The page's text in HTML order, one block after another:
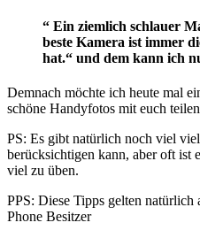
“ Ein ziemlich schlauer
beste Kamera ist immer
hat.“ und dem kann ich
Demnach möchte ich heute mal
schöne Handyfotos mit euch
PS: Es gibt natürlich noch viel
berücksichtigen kann, aber oft ist
viel zu üben.
PPS: Diese Tipps gelten
Phone Besitzer